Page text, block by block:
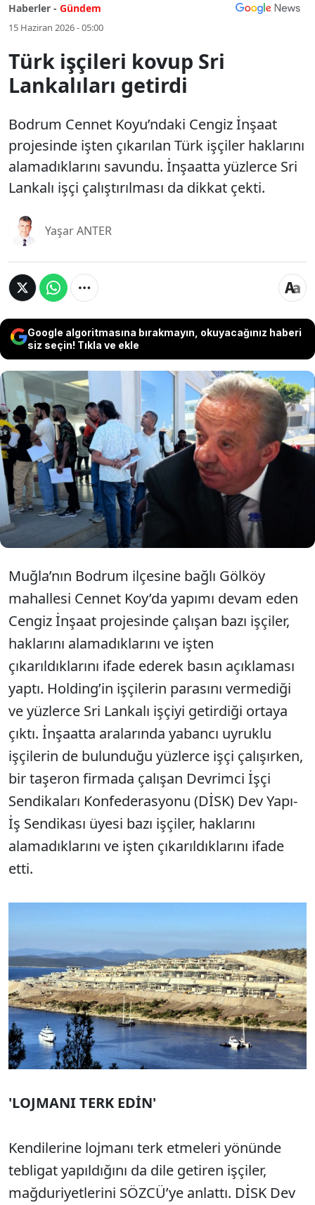
Haberler - Gündem
15 Haziran 2026 - 05:00
Türk işçileri kovup Sri
Lankalıları getirdi
Bodrum Cennet Koyu’ndaki Cengiz İnşaat
projesinde işten çıkarılan Türk işçiler haklarını
alamadıklarını savundu. İnşaatta yüzlerce Sri
Lankalı işçi çalıştırılması da dikkat çekti.
Yaşar ANTER
Google algoritmasına bırakmayın, okuyacağınız haberi
siz seçin! Tıkla ve ekle
Bodrum Cennet Koyu’ndaki Cengiz İnşaat
projesinde işten çıkarılan Türk işçiler
haklarını alamadıklarını savundu. İnşaatta
yüzlerce Sri Lankalı işçi çalıştırılması da
dikkat çekti.
Muğla’nın Bodrum ilçesine bağlı Gölköy
mahallesi Cennet Koy’da yapımı devam eden
Cengiz İnşaat projesinde çalışan bazı işçiler,
haklarını alamadıklarını ve işten
çıkarıldıklarını ifade ederek basın açıklaması
yaptı. Holding’in işçilerin parasını vermediği
ve yüzlerce Sri Lankalı işçiyi getirdiği ortaya
çıktı. İnşaatta aralarında yabancı uyruklu
işçilerin de bulunduğu yüzlerce işçi çalışırken,
bir taşeron firmada çalışan Devrimci İşçi
Sendikaları Konfederasyonu (DİSK) Dev Yapı-
İş Sendikası üyesi bazı işçiler, haklarını
alamadıklarını ve işten çıkarıldıklarını ifade
etti.
'LOJMANI TERK EDİN'
Kendilerine lojmanı terk etmeleri yönünde
tebligat yapıldığını da dile getiren işçiler,
mağduriyetlerini SÖZCÜ’ye anlattı. DİSK Dev